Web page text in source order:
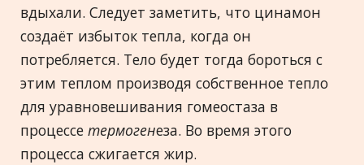
вдыхали. Следует заметить, что цинамон
создаёт избыток тепла, когда он
потребляется. Тело будет тогда бороться с
этим теплом производя собственное тепло
для уравновешивания гомеостаза в
процессе термогенеза. Во время этого
процесса сжигается жир.